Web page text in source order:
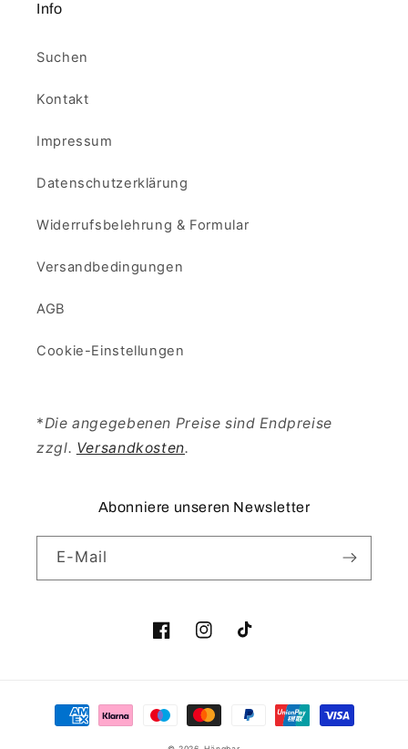
Info
Suchen
Kontakt
Impressum
Datenschutzerklärung
Widerrufsbelehrung & Formular
Versandbedingungen
AGB
Cookie-Einstellungen
*Die angegebenen Preise sind Endpreise
zzgl. Versandkosten.
Abonniere unseren Newsletter
E-Mail
FacebookInstagramTikTok
Zahlungsmethoden